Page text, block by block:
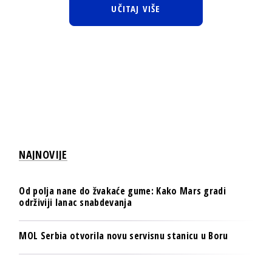
UČITAJ VIŠE
NAJNOVIJE
Od polja nane do žvakaće gume: Kako Mars gradi
održiviji lanac snabdevanja
MOL Serbia otvorila novu servisnu stanicu u Boru